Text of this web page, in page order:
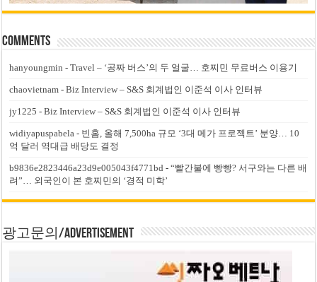
Comments
hanyoungmin -Travel – ‘공짜 버스’의 두 얼굴… 호찌민 무료버스 이용기
chaovietnam -Biz Interview – S&S 회계법인 이준석 이사 인터뷰
jy1225 -Biz Interview – S&S 회계법인 이준석 이사 인터뷰
widiyapuspabela - 빈홈, 올해 7,500ha 규모 ‘3대 메가 프로젝트’ 분양… 10
억 달러 역대급 배당도 결정
b9836e2823446a23d9e005043f4771bd -“빨간불에 빵빵? 서구와는 다른 배
려”… 외국인이 본 호찌민의 ‘경적 미학’
광고문의/Advertisement